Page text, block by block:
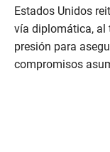
Estados Unidos
vía diplomática, al
presión para
compromisos